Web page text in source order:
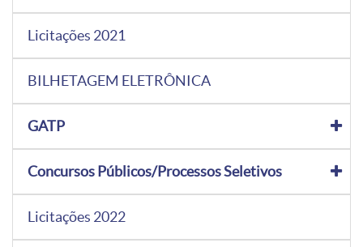
Licitações 2021
BILHETAGEM ELETRÔNICA
GATP
Concursos Públicos/Processos Seletivos
Licitações 2022